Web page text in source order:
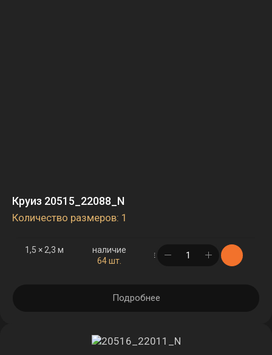
Круиз 20515_22088_N
Количество размеров: 1
1,5 × 2,3 м
наличие
64 шт.
в корзине
Подробнее